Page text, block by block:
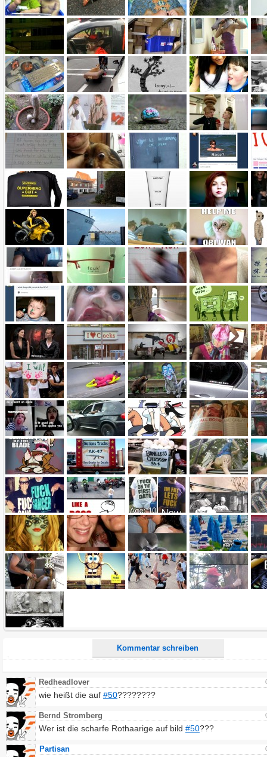
Kommentar schreiben
Name:
E-Mail-Adresse (optional):
Kommentar:
Alle HTML-Tags außer <br>, <strike> und <i> werden aus Deinem Kommentar entfernt.
URLs werden automatisch umgewandelt. Bitte verwende "www." oder "http://" in URLs
Ich möchte eine E-Mail, wenn zu meinem Kommentar Antworten erscheinen.
Ich möchte eine E-Mail, wenn auf dieser Seite weitere Kommentare erscheinen.
Redheadlover
wie heißt die auf #50????????
Bernd Stromberg
Wer ist die scharfe Rothaarige auf bild #50???
Partisan